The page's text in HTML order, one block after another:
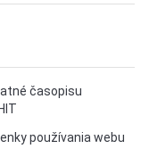
časopisu
používania webu